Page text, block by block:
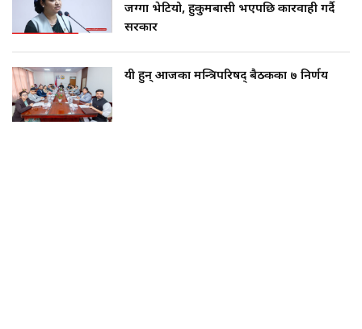
जग्गा भेटियो, हुकुमबासी भएपछि कारवाही गर्दै
सरकार
यी हुन् आजका मन्त्रिपरिषद् बैठकका ७ निर्णय